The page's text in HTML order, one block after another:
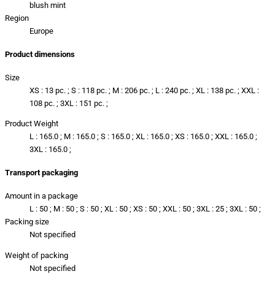
blush mint
Region
Europe
Product dimensions
Size
XS : 13 pc. ; S : 118 pc. ; M : 206 pc. ; L : 240 pc. ; XL : 138 pc. ; XXL :
108 pc. ; 3XL : 151 pc. ;
Product Weight
L : 165.0 ; M : 165.0 ; S : 165.0 ; XL : 165.0 ; XS : 165.0 ; XXL : 165.0 ;
3XL : 165.0 ;
Transport packaging
Amount in a package
L : 50 ; M : 50 ; S : 50 ; XL : 50 ; XS : 50 ; XXL : 50 ; 3XL : 25 ; 3XL : 50 ;
Packing size
Not specified
Weight of packing
Not specified